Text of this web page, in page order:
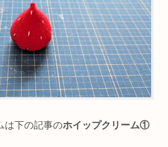
は下の記事のホイップクリーム①